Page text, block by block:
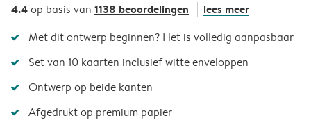
4.4op basis van 1138 beoordelingen lees meer
Met dit ontwerp beginnen? Het is volledig aanpasbaar
Set van 10 kaarten inclusief witte enveloppen
Ontwerp op beide kanten
Afgedrukt op premium papier